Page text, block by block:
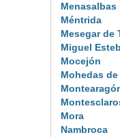
Menasalbas
Méntrida
Mesegar de
Miguel
Mocejón
Mohedas
Mora
Nambroca